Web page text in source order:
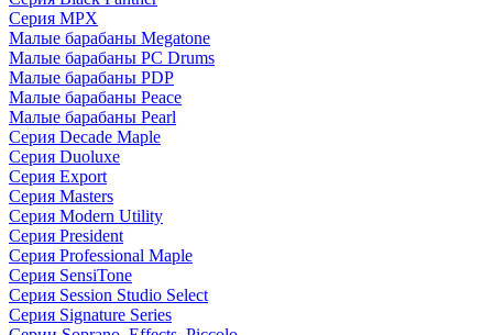
Серия MPX
Малые барабаны Megatone
Малые барабаны PC Drums
Малые барабаны PDP
Малые барабаны Peace
Малые барабаны Pearl
Серия Decade Maple
Серия Duoluxe
Серия Export
Серия Masters
Серия Modern Utility
Серия President
Серия Professional Maple
Серия SensiTone
Серия Session Studio Select
Серия Signature Series